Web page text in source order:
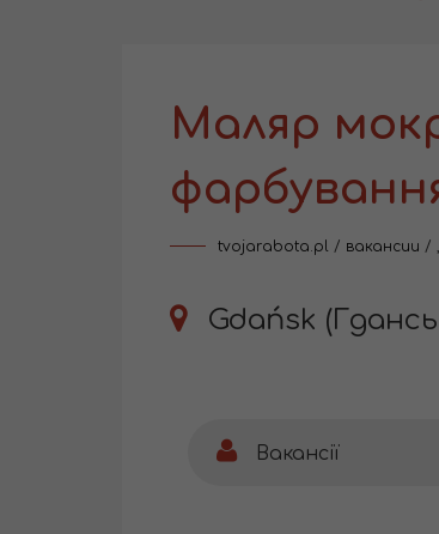
Маляр
tvojarabota.pl / вакансии / ,
Gdańsk
Вакансії